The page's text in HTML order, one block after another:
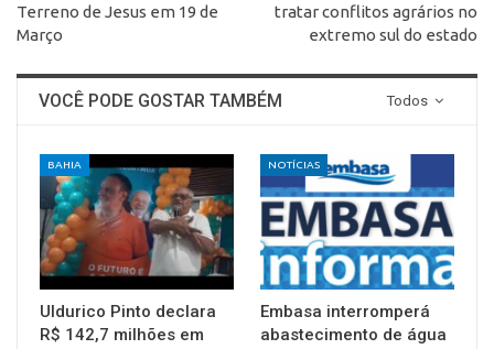
Terreno de Jesus em 19 de
Março
tratar conflitos agrários no
extremo sul do estado
Todos
VOCÊ PODE GOSTAR TAMBÉM
BAHIA
Uldurico Pinto declara
R$ 142,7 milhões em
NOTÍCIAS
Embasa interromperá
abastecimento de água